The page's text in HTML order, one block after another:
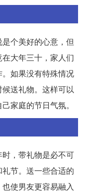
个美好的心意，但
大年三十，家人们
如果没有特殊情况
送礼物。这样可以
家庭的节日气氛。
，带礼物是必不可
节。送一些合适的
使男友更容易融入